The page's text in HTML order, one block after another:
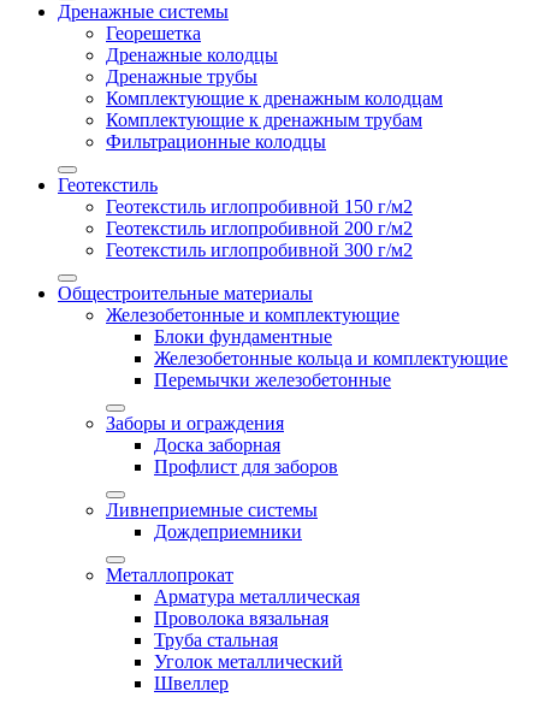
Дренажные системы
Георешетка
Дренажные колодцы
Дренажные трубы
Комплектующие к дренажным колодцам
Комплектующие к дренажным трубам
Фильтрационные колодцы
Геотекстиль
Геотекстиль иглопробивной 150 г/м2
Геотекстиль иглопробивной 200 г/м2
Геотекстиль иглопробивной 300 г/м2
Общестроительные материалы
Железобетонные и комплектующие
Блоки фундаментные
Железобетонные кольца и комплектующие
Перемычки железобетонные
Заборы и ограждения
Доска заборная
Профлист для заборов
Ливнеприемные системы
Дождеприемники
Металлопрокат
Арматура металлическая
Проволока вязальная
Труба стальная
Уголок металлический
Швеллер